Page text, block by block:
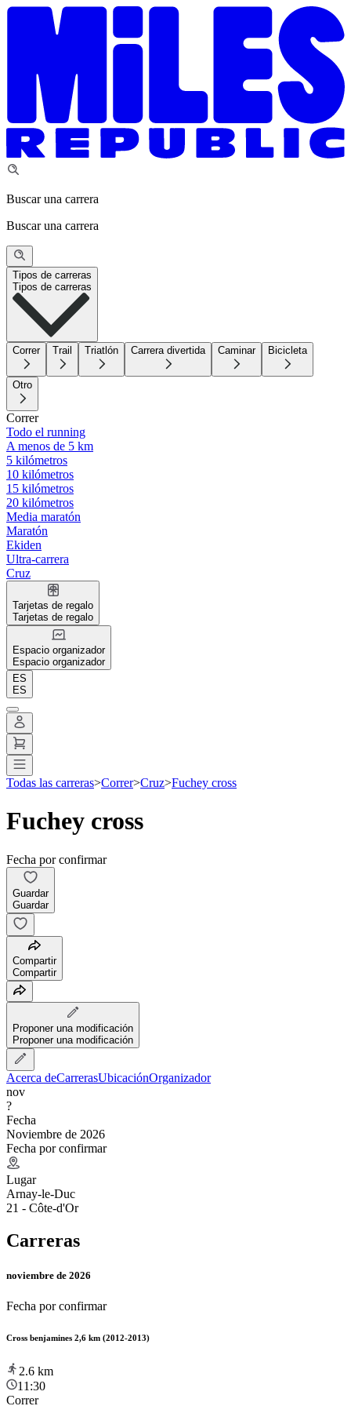
Buscar una carrera
Buscar una carrera
Tipos de carreras
Tipos de carreras
Correr Trail Triatlón Carrera divertida Caminar Bicicleta
Otro
Correr
Todo el running
A menos de 5 km
5 kilómetros
10 kilómetros
15 kilómetros
20 kilómetros
Media maratón
Maratón
Ekiden
Ultra-carrera
Cruz
Tarjetas de regalo
Tarjetas de regalo
Espacio organizador
Espacio organizador
ES
ES
Todas las carreras>Correr>Cruz>Fuchey cross
Fuchey cross
Fecha por confirmar
Guardar
Guardar
Compartir
Compartir
Proponer una modificación
Proponer una modificación
Acerca deCarrerasUbicaciónOrganizador
nov
?
Fecha
Noviembre de 2026
Fecha por confirmar
Lugar
Arnay-le-Duc
21 - Côte-d'Or
Carreras
noviembre de 2026
Fecha por confirmar
Cross benjamines 2,6 km (2012-2013)
2.6 km
11:30
Correr